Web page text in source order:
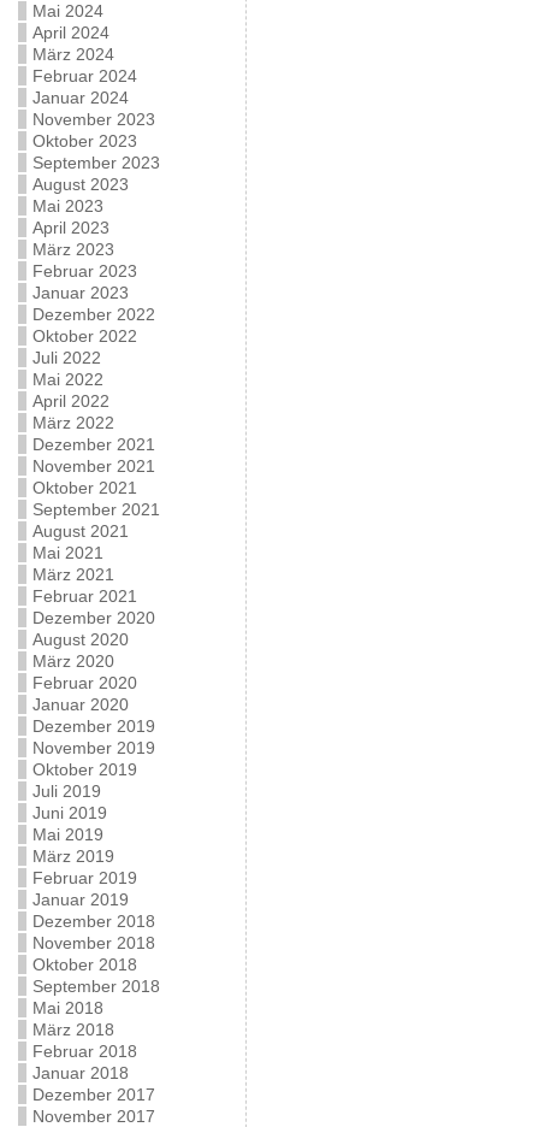
Mai 2024
April 2024
März 2024
Februar 2024
Januar 2024
November 2023
Oktober 2023
September 2023
August 2023
Mai 2023
April 2023
März 2023
Februar 2023
Januar 2023
Dezember 2022
Oktober 2022
Juli 2022
Mai 2022
April 2022
März 2022
Dezember 2021
November 2021
Oktober 2021
September 2021
August 2021
Mai 2021
März 2021
Februar 2021
Dezember 2020
August 2020
März 2020
Februar 2020
Januar 2020
Dezember 2019
November 2019
Oktober 2019
Juli 2019
Juni 2019
Mai 2019
März 2019
Februar 2019
Januar 2019
Dezember 2018
November 2018
Oktober 2018
September 2018
Mai 2018
März 2018
Februar 2018
Januar 2018
Dezember 2017
November 2017